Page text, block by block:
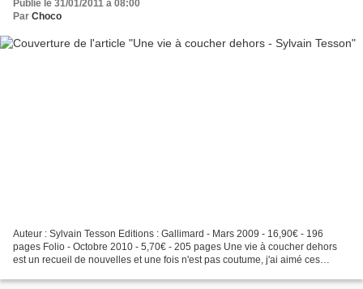
Publié le 31/01/2011 à 08:00
Par Choco
Auteur : Sylvain Tesson Editions : Gallimard - Mars 2009 - 16,90€ - 196
pages Folio - Octobre 2010 - 5,70€ - 205 pages Une vie à coucher dehors
est un recueil de nouvelles et une fois n'est pas coutume, j'ai aimé ces